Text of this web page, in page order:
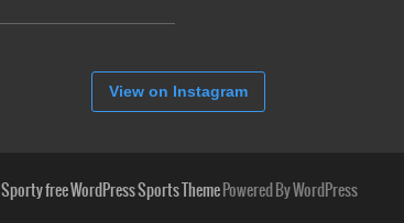
View on Instagram
Sporty free WordPress Sports ThemePowered By WordPress